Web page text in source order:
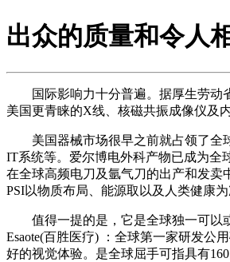
出众的质量和令人
国际影响力十分普遍。据厚生劳动省
美国更青睐的X线、核磁共振成像仪及内
美国器械市场很早之前就占领了全球
IT系统等。爱尔博电外科产物已成为全
在全球高频电刀及氩气刀的出产和发卖
PSI以物质布局、能源取以及人类健康
值得一提的是，它是全球独一可以或
Esaote(百胜医疗) ：全球第一家研发公
好的视觉体验。是全球屈手可指具有